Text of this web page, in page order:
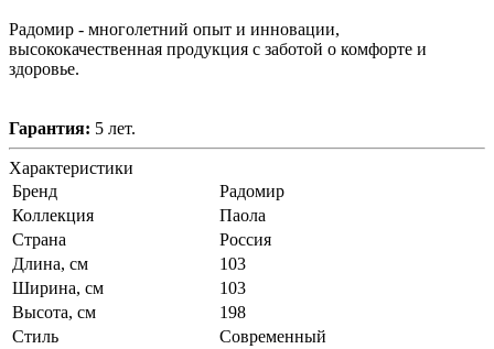
Радомир - многолетний опыт и инновации,
высококачественная продукция с заботой о комфорте и
здоровье.
Гарантия: 5 лет.
Характеристики
Бренд
Радомир
Коллекция
Паола
Страна
Россия
Длина, см
103
Ширина, см
103
Высота, см
198
Стиль
Современный